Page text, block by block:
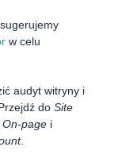
w celu
audyt witryny i
do Site
On-page i
.